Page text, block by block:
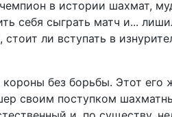
в истории шахмат,
себя сыграть матч и...
ли вступать в
без борьбы. Этот его
своим поступком